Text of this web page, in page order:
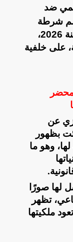
ضد
شرطة
أول 6 أكتوبر، حمل رقم 2675 لسنة 2026،
على خلفية
عن
بظهور
وهو ما
.
لها صورًا
تظهر
ملكيتها